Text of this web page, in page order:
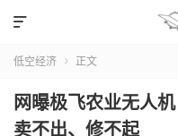

低空经济  正文
网曝极飞农业无人
卖不出、修不起